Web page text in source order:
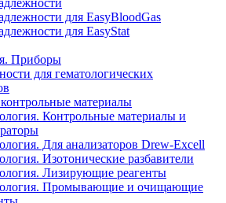
для EasyBloodGas
для EasyStat
Приборы
для гематологических
материалы
Контрольные материалы и
Для анализаторов Drew-Excell
Изотонические разбавители
Лизирующие реагенты
Промывающие и очищающие